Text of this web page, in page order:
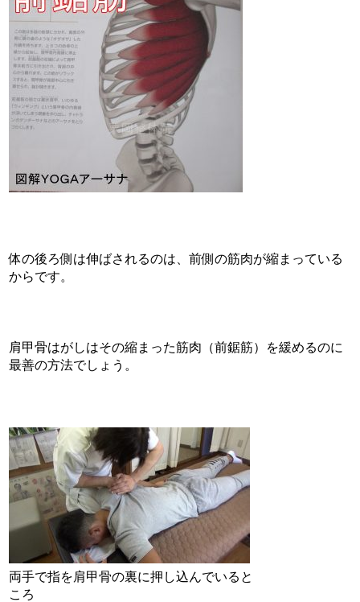
体の後ろ側は伸ばされるのは、前側の筋肉が縮まっている
からです。
肩甲骨はがしはその縮まった筋肉（前鋸筋）を緩めるのに
最善の方法でしょう。
両手で指を肩甲骨の裏に押し込んでいると
ころ